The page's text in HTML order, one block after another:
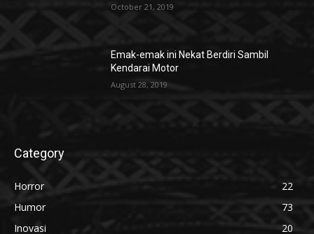
October 21, 2019
Emak-emak ini Nekat Berdiri Sambil
Kendarai Motor
August 28, 2019
Category
Horror
22
Humor
73
Inovasi
20